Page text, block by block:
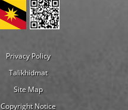
Privacy Policy
Talikhidmat
Site Map
Copyright Notice